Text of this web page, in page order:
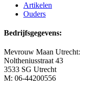
Artikelen
Ouders
Bedrijfsgegevens:
Mevrouw Maan Utrecht:
Noltheniusstraat 43
3533 SG Utrecht
M: 06-44200556